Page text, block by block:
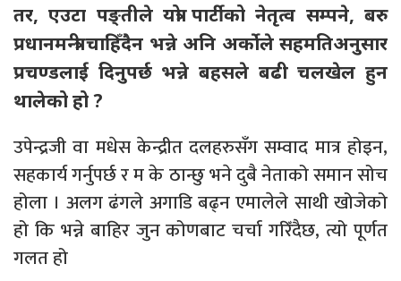
तर, एउटा पङ्तीले यत्रो पार्टीको नेतृत्व सम्पने, बरु
प्रधानमन्त्री चाहिँदैन भन्ने अनि अर्कोले सहमतिअनुसार
प्रचण्डलाई दिनुपर्छ भन्ने बहसले बढी चलखेल हुन
थालेको हो ?
उपेन्द्रजी वा मधेस केन्द्रीत दलहरुसँग सम्वाद मात्र होइन,
सहकार्य गर्नुपर्छ र म के ठान्छु भने दुबै नेताको समान सोच
होला । अलग ढंगले अगाडि बढ्न एमालेले साथी खोजेको
हो कि भन्ने बाहिर जुन कोणबाट चर्चा गरिँदैछ, त्यो पूर्णत
गलत हो